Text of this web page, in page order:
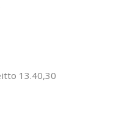
13.40,30